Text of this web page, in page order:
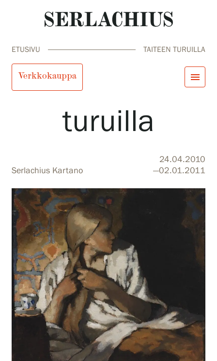
Serlachius Residenssi
ETUSIVU TAITEEN TURUILLA
Verkkokauppa menu
Tule meille
Näyttelyt
Tapahtumat
Palvelumme
Kokoelmat ja museo
Taiteen
turuilla
Serlachius Kartano
24.04.2010
—02.01.2011